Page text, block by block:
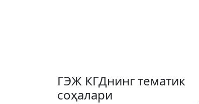
ГЭЖ КГДнинг тематик
соҳалари